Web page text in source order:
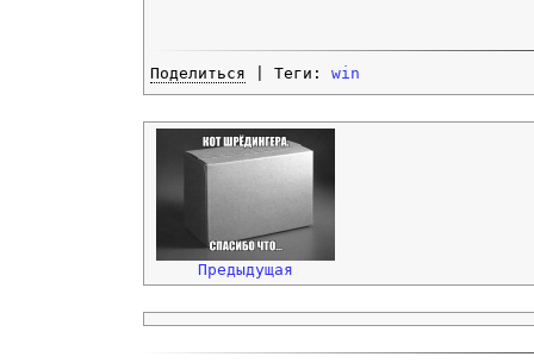
Поделиться | Теги: win
Предыдущая